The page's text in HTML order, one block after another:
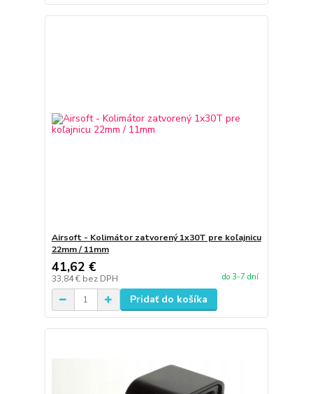
Airsoft - Kolimátor zatvorený 1x30T pre koľajnicu
22mm / 11mm
41,62 €
33,84 € bez DPH do 3-7 dní
Pridať do košíka